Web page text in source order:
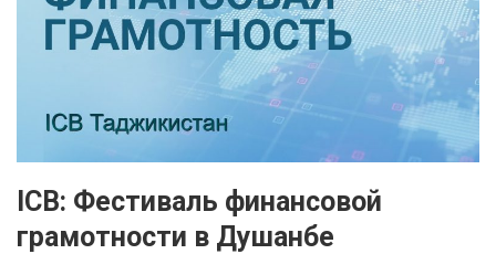
ICB: Фестиваль финансовой
грамотности в Душанбе